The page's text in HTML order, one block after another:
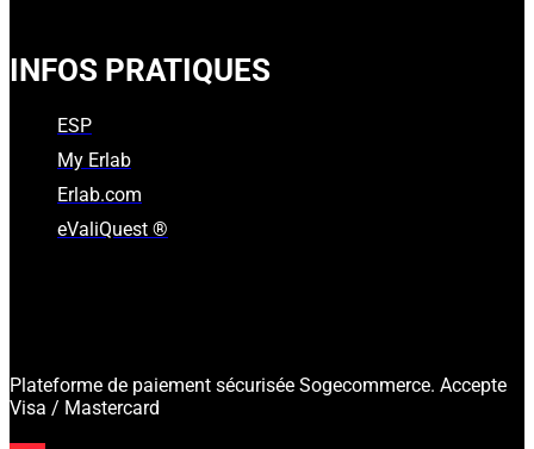
INFOS PRATIQUES
ESP
My Erlab
Erlab.com
eValiQuest ®
Plateforme de paiement sécurisée Sogecommerce. Accepte
Visa / Mastercard